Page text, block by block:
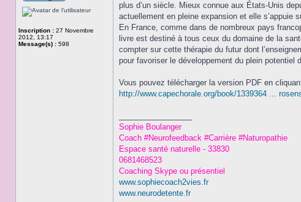
Inscription : 27 Novembre
2012, 13:17
Message(s) : 598
plus d’un siècle. Mieux connue aux États-Unis
actuellement en pleine expansion et elle
En France, comme dans de nombreux pays
livre est destiné à tous ceux du domaine de la
compter sur cette thérapie du futur dont
pour favoriser le développement du plein potentiel
Vous pouvez télécharger la version PDF en
http://www.capechorale.org/book/1339364 ...
Sophie Boulanger
Coach #Neurofeedback #Carrière #Naturopathie
Espace santé naturelle - 33830
0681468523
Coaching Skype ou présentiel
www.sophiecoach2vies.fr
www.neurodetente.fr